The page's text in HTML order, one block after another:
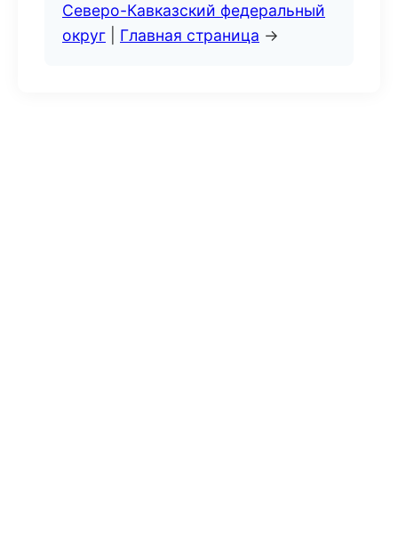
Северо-Кавказский федеральный
округ
Главная страница →